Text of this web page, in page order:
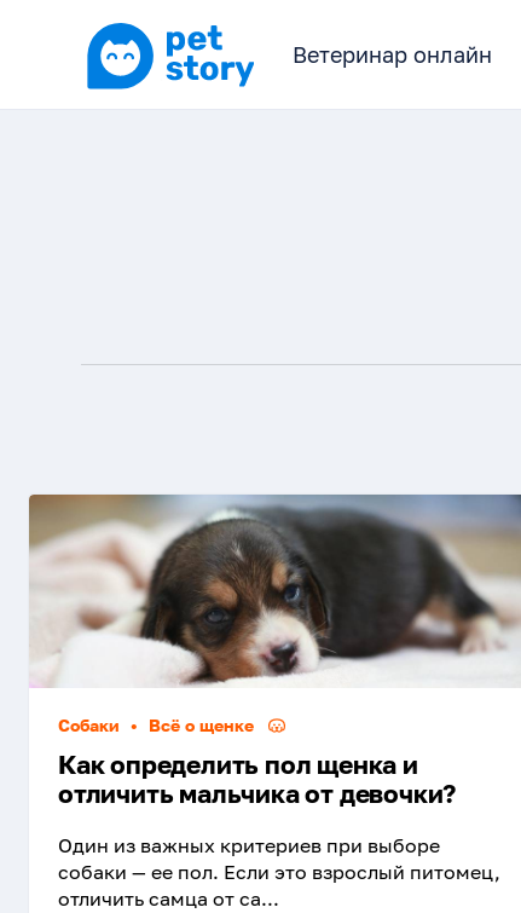
Ветеринар онлайн
Собаки • Всё о щенке
Как определить пол щенка и
отличить мальчика от девочки?
Один из важных критериев при выборе
собаки — ее пол. Если это взрослый питомец,
отличить самца от са...